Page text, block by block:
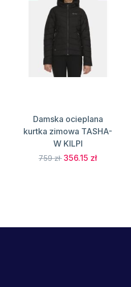
Damska ocieplana
kurtka zimowa TASHA-
W KILPI
759 zł 356.15 zł